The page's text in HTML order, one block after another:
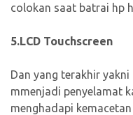
colokan saat batrai hp
5.LCD Touchscreen
Dan yang terakhir yakni
mmenjadi penyelamat
menghadapi